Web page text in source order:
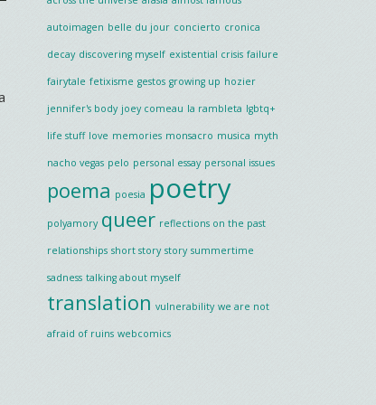
autoimagen belle du jour concierto cronica
decay discovering myself existential crisis failure
fairytale fetixisme gestos growing up hozier
jennifer's body joey comeau la rambleta lgbtq+
life stuff love memories monsacro musica myth
nacho vegas pelo personal essay personal issues
poema poesia poetry
polyamory queer reflections on the past
relationships short story story summertime
sadness talking about myself
translation vulnerability we are not
afraid of ruins webcomics